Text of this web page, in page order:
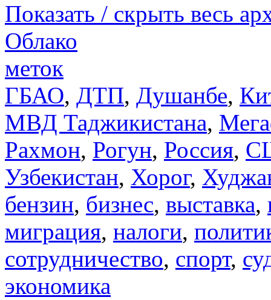
Показать / скрыть весь
Облако
меток
ГБАО, ДТП, Душанбе,
МВД Таджикистана,
Рахмон, Рогун, Россия,
Узбекистан, Хорог,
бензин, бизнес, выставка,
миграция, налоги,
сотрудничество, спорт,
экономика